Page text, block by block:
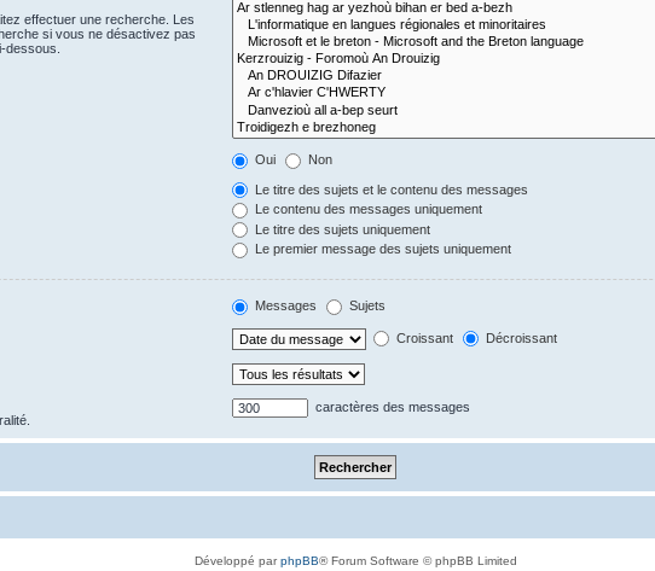
effectuer une recherche. Les
si vous ne désactivez pas
dessous.
Oui Non
Le titre des sujets et le contenu des messages
Le contenu des messages uniquement
Le titre des sujets uniquement
Le premier message des sujets uniquement
Messages Sujets
Croissant Décroissant
caractères des messages
Développé parphpBB® Forum Software © phpBB Limited